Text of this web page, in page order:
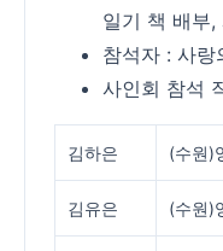
일기 책 배부,
참석자 : 사랑
사인회 참석
김하은 (수원)
김유은 (수원)